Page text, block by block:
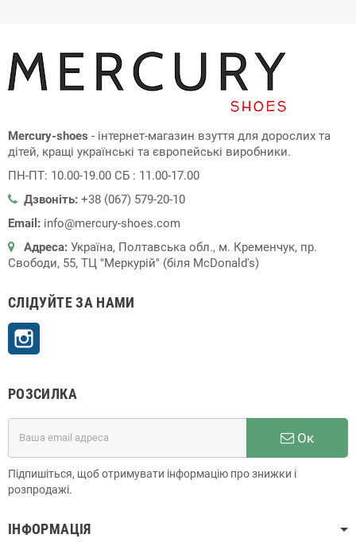
Mercury-shoes - інтернет-магазин взуття для дорослих та
дітей, кращі українські та європейські виробники.
ПН-ПТ: 10.00-19.00 СБ : 11.00-17.00
Дзвоніть: +38 (067) 579-20-10
Email: info@mercury-shoes.com
Адреса: Україна, Полтавська обл., м. Кременчук, пр.
Свободи, 55, ТЦ "Меркурій" (біля McDonald's)
СЛІДУЙТЕ ЗА НАМИ
РОЗСИЛКА
Ок
Підпишіться, щоб отримувати інформацію про знижки і
розпродажі.
ІНФОРМАЦІЯ